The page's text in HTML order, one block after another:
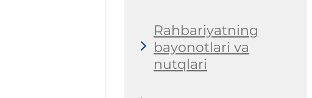
Rahbariyatning
bayonotlari va
nutqlari